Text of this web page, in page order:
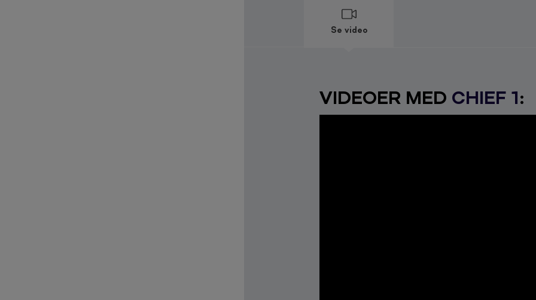
dansk hiphop. Siden har han kastet sig over rollen
musikere til toppen og bl.a. produceret musik for Nik
helligt. Stones møder Justin, der møder MJ og går
Se video
VIDEOER MED CHIEF 1: